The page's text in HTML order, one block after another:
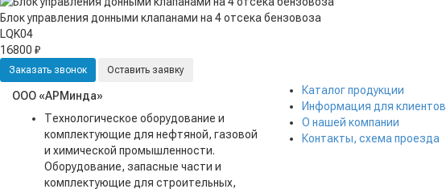
Блок управления донными клапанами на 4 отсека бензовоза
LQK04
16800 ₽
Заказать звонок Оставить заявку
ООО «АРМинда»
Технологическое оборудование и
комплектующие для нефтяной, газовой
и химической промышленности.
Оборудование, запасные части и
комплектующие для строительных,
Каталог продукции
Информация для клиентов
О нашей компании
Контакты, схема проезда